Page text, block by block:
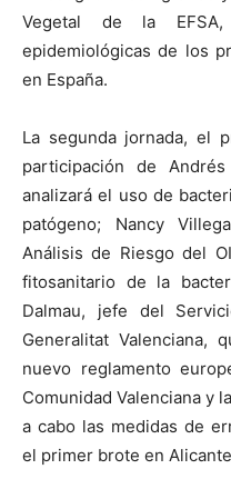
Vegetal de la
epidemiológicas de los
en España.
La segunda jornada, el
participación de
analizará el uso de
patógeno; Nancy
Análisis de Riesgo del
fitosanitario de la
Dalmau, jefe del
Generalitat Valenciana,
nuevo reglamento
Comunidad Valenciana y
a cabo las medidas de
el primer brote en